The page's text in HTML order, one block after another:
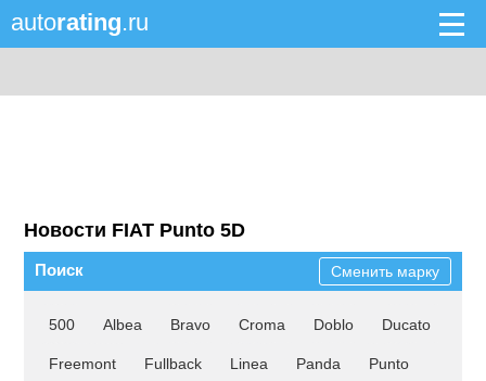
autorating.ru
Новости FIAT Punto 5D
Поиск Сменить марку
500 Albea Bravo Croma Doblo Ducato
Freemont Fullback Linea Panda Punto